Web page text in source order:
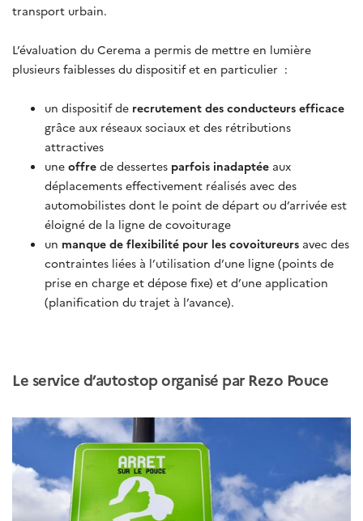
transport urbain.
L’évaluation du Cerema a permis de mettre en lumière
plusieurs faiblesses du dispositif et en particulier :
un dispositif de recrutement des conducteurs efficace
grâce aux réseaux sociaux et des rétributions
attractives
une offre de dessertes parfois inadaptée aux
déplacements effectivement réalisés avec des
automobilistes dont le point de départ ou d’arrivée est
éloigné de la ligne de covoiturage
un manque de flexibilité pour les covoitureurs avec des
contraintes liées à l’utilisation d’une ligne (points de
prise en charge et dépose fixe) et d’une application
(planification du trajet à l’avance).
Le service d’autostop organisé par Rezo Pouce